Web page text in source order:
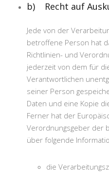
b) Recht auf
Jede von der
betroffene Person hat
Richtlinien- und
jederzeit von dem für
Verantwortlichen
seiner Person
Daten und eine Kopie
Ferner hat der
Verordnungsgeber der
über folgende
die